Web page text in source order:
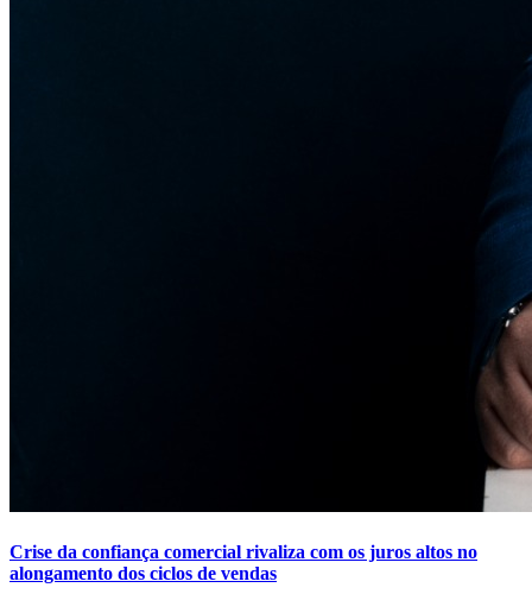
Crise da confiança comercial rivaliza com os juros altos no
alongamento dos ciclos de vendas